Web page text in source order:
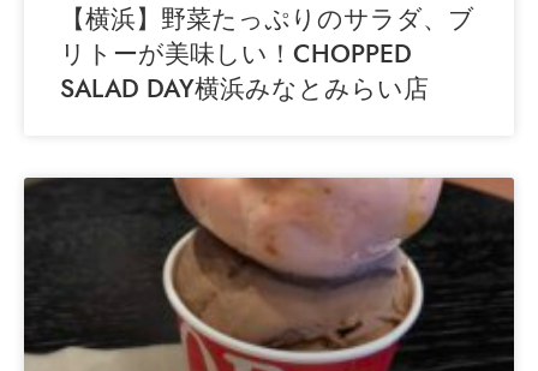
【横浜】野菜たっぷりのサラダ、ブ
リトーが美味しい！CHOPPED
SALAD DAY横浜みなとみらい店